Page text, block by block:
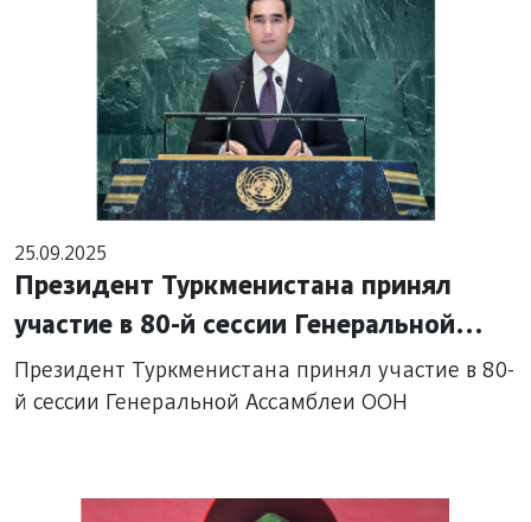
25.09.2025
Президент Туркменистана принял
участие в 80-й сессии Генеральной
Ассамблеи ООН
Президент Туркменистана принял участие в 80-
й сессии Генеральной Ассамблеи ООН